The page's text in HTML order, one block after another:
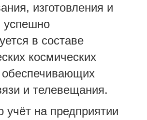
изготовления и
успешно
в составе
космических
обеспечивающих
и телевещания.
учёт на предприятии